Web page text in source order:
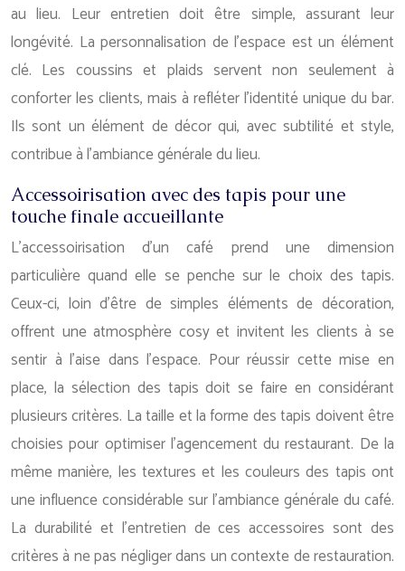
au lieu. Leur entretien doit être simple, assurant leur
longévité. La personnalisation de l’espace est un élément
clé. Les coussins et plaids servent non seulement à
conforter les clients, mais à refléter l’identité unique du bar.
Ils sont un élément de décor qui, avec subtilité et style,
contribue à l’ambiance générale du lieu.
Accessoirisation avec des tapis pour une
touche finale accueillante
L’accessoirisation d’un café prend une dimension
particulière quand elle se penche sur le choix des tapis.
Ceux-ci, loin d’être de simples éléments de décoration,
offrent une atmosphère cosy et invitent les clients à se
sentir à l’aise dans l’espace. Pour réussir cette mise en
place, la sélection des tapis doit se faire en considérant
plusieurs critères. La taille et la forme des tapis doivent être
choisies pour optimiser l’agencement du restaurant. De la
même manière, les textures et les couleurs des tapis ont
une influence considérable sur l’ambiance générale du café.
La durabilité et l’entretien de ces accessoires sont des
critères à ne pas négliger dans un contexte de restauration.